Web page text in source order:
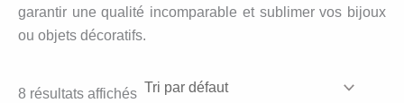
garantir une qualité incomparable et sublimer vos bijoux
ou objets décoratifs.
8 résultats affichés